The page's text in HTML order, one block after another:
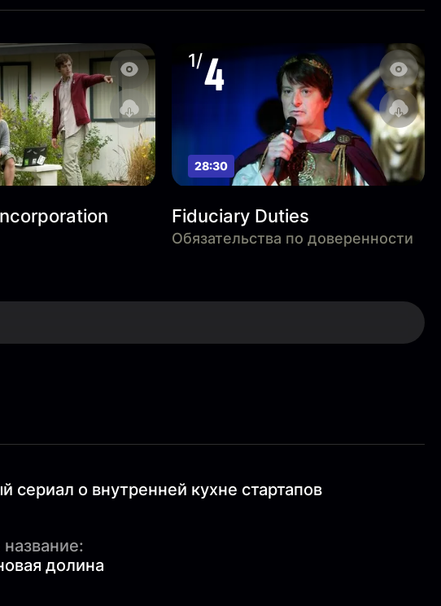
1/4
28:30
Fiduciary Duties
Обязательства по доверенности
сериал о внутренней кухне стартапов
долина